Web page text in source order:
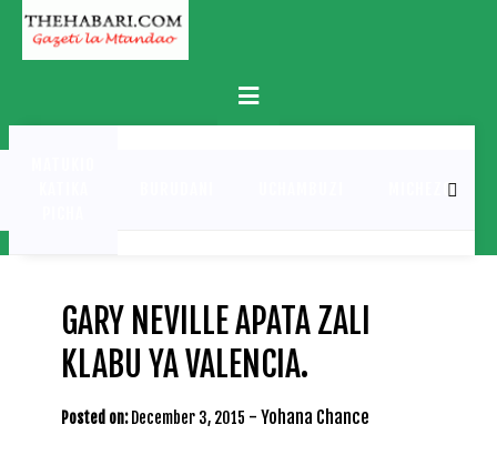
Skip
content
Primary
Menu
MICHEZO
GARY NEVILLE APATA ZALI
KLABU YA VALENCIA.
Posted on: December 3, 2015 - Yohana Chance